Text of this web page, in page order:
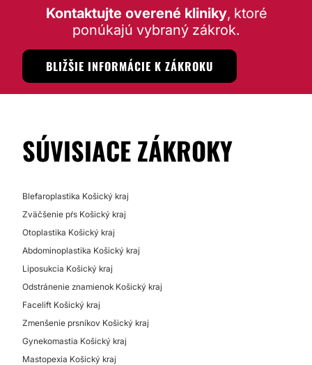
Kontaktujte overené kliniky, ktoré
ponúkajú vybraný zákrok.
BLIŽŠIE INFORMÁCIE K ZÁKROKU
SÚVISIACE ZÁKROKY
Blefaroplastika Košický kraj
Zväčšenie pŕs Košický kraj
Otoplastika Košický kraj
Abdominoplastika Košický kraj
Liposukcia Košický kraj
Odstránenie znamienok Košický kraj
Facelift Košický kraj
Zmenšenie prsníkov Košický kraj
Gynekomastia Košický kraj
Mastopexia Košický kraj